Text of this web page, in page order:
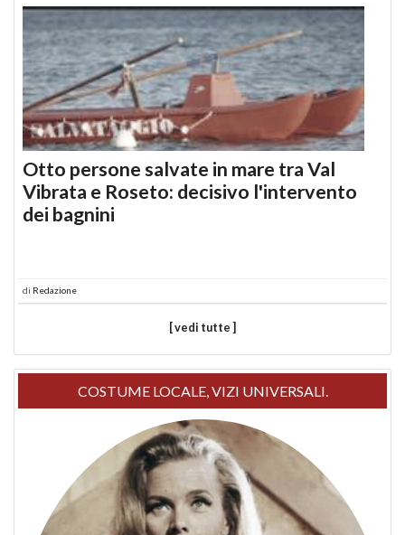
Otto persone salvate in mare tra Val
Vibrata e Roseto: decisivo l'intervento
dei bagnini
di Redazione
[ vedi tutte ]
COSTUME LOCALE, VIZI UNIVERSALI.